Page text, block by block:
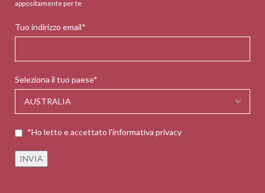
appositamente per te
Tuo indirizzo email*
Seleziona il tuo paese*
*Ho letto e accettato l'informativa privacy